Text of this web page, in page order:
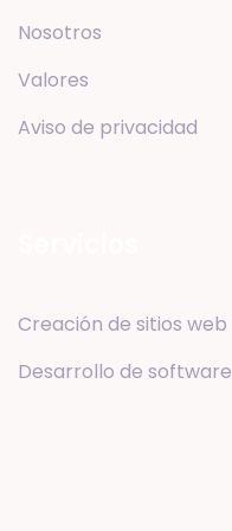
Nosotros
Valores
Aviso de privacidad
Creación de sitios web
Desarrollo de software